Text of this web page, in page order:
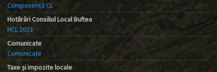
Componență CL
Hotărâri Consiliul Local Buftea
HCL 2023
Comunicate
Comunicate
Taxe și impozite locale